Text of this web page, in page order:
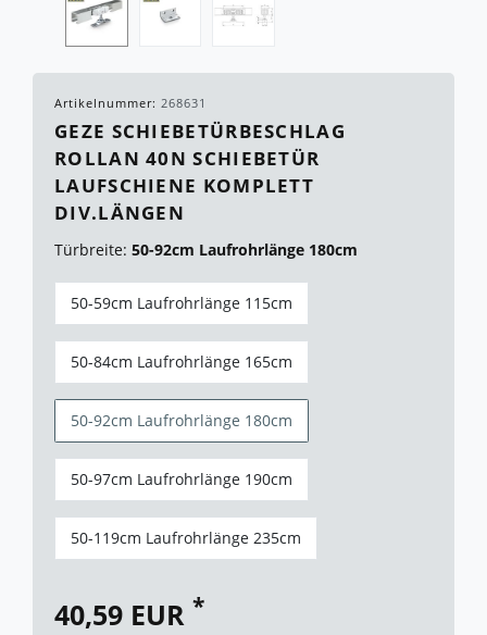
Artikelnummer: 268631
GEZE SCHIEBETÜRBESCHLAG
ROLLAN 40N SCHIEBETÜR
LAUFSCHIENE KOMPLETT
DIV.LÄNGEN
Türbreite: 50-92cm Laufrohrlänge 180cm
50-59cm Laufrohrlänge 115cm
50-84cm Laufrohrlänge 165cm
50-92cm Laufrohrlänge 180cm
50-97cm Laufrohrlänge 190cm
50-119cm Laufrohrlänge 235cm
40,59 EUR *